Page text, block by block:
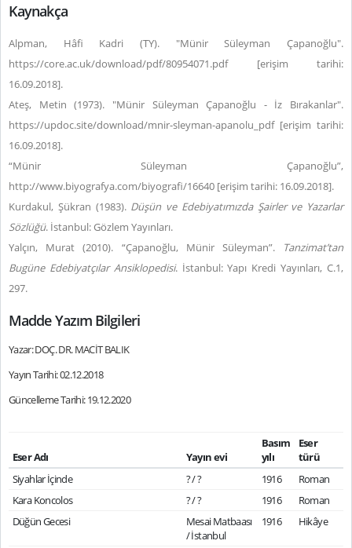
Kaynakça
Alpman, Hâfi Kadri (TY). "Münir Süleyman Çapanoğlu".
https://core.ac.uk/download/pdf/80954071.pdf [erişim tarihi:
16.09.2018].
Ateş, Metin (1973). "Münir Süleyman Çapanoğlu - İz Bırakanlar".
https://updoc.site/download/mnir-sleyman-apanolu_pdf [erişim tarihi:
16.09.2018].
“Münir Süleyman Çapanoğlu”,
http://www.biyografya.com/biyografi/16640 [erişim tarihi: 16.09.2018].
Kurdakul, Şükran (1983). Düşün ve Edebiyatımızda Şairler ve Yazarlar
Sözlüğü. İstanbul: Gözlem Yayınları.
Yalçın, Murat (2010). “Çapanoğlu, Münir Süleyman”.
Tanzimat’tan
Bugüne Edebiyatçılar Ansiklopedisi. İstanbul: Yapı Kredi Yayınları, C.1,
297.
Madde Yazım Bilgileri
Yazar: DOÇ. DR. MACİT BALIK
Yayın Tarihi: 02.12.2018
Güncelleme Tarihi: 19.12.2020
Eser Adı Yayın evi
Basım
yılı
Eser
türü
Siyahlar İçinde
? / ? 1916
Roman
Kara Koncolos
? / ? 1916
Roman
Düğün Gecesi
Mesai Matbaası
/ İstanbul
1916 Hikâye